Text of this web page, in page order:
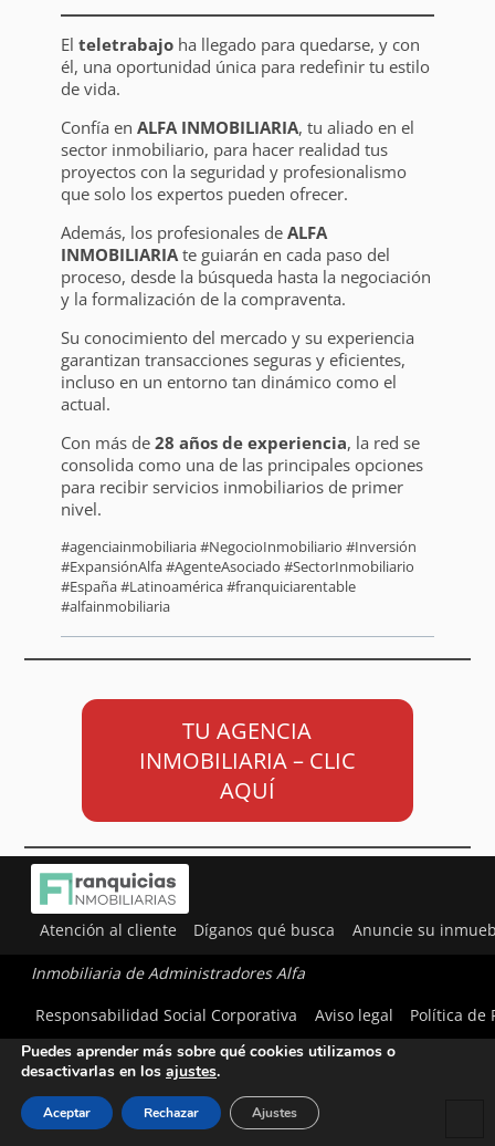
El teletrabajoha llegado para quedarse, y con
él, una oportunidad única para redefinir tu estilo
de vida.
Confía en ALFA INMOBILIARIA, tu aliado en el
sector inmobiliario, para hacer realidad tus
proyectos con la seguridad y profesionalismo
que solo los expertos pueden ofrecer.
Además, los profesionales de ALFA
INMOBILIARIAte guiarán en cada paso del
proceso, desde la búsqueda hasta la negociación
y la formalización de la compraventa.
Su conocimiento del mercado y su experiencia
garantizan transacciones seguras y eficientes,
incluso en un entorno tan dinámico como el
actual.
Con más de 28 años de experiencia, la red se
consolida como una de las principales opciones
para recibir servicios inmobiliarios de primer
nivel.
#agenciainmobiliaria #NegocioInmobiliario #Inversión
#ExpansiónAlfa #AgenteAsociado #SectorInmobiliario
#España #Latinoamérica #franquiciarentable
#alfainmobiliaria
TU AGENCIA
INMOBILIARIA – CLIC
AQUÍ
Atención al cliente Díganos qué busca Anuncie su
Inmobiliaria de Administradores Alfa
Responsabilidad Social Corporativa
Aviso legal Política de
Utilizamos cookies para ofrecerte la mejor experiencia en
nuestra web.
Puedes aprender más sobre qué cookies utilizamos o
desactivarlas en los ajustes.
Aceptar Rechazar Ajustes